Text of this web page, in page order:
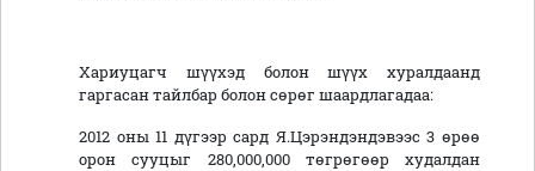
Хариуцагч шүүхэд болон шүүх хуралдаанд
гаргасан тайлбар болон сөрөг шаардлагадаа:
2012 оны 11 дүгээр сард Я.Цэрэндэндэвээс 3 өрөө
орон сууцыг 280,000,000 төгрөгөөр худалдан